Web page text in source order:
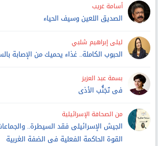
أسامة غريب
الصديق اللعين وسيف الحياء
ليلى إبراهيم شلبي
الحبوب الكاملة.. غذاء يحميك من الإصابة
بسمة عبد العزيز
فى تَجَنُّب الأذى
من الصحافة الإسرائيلية
الجيش الإسرائيلى فقد السيطرة..
القوة الحاكمة الفعلية فى الضفة الغربية